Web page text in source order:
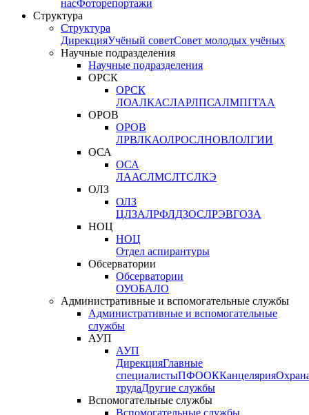
насФоторепортажи
Структура
Структура
ДирекцияУчёный советСовет молодых учёных
Научные подразделения
Научные подразделения
ОРСК
ОРСК
ЛОАЛКАСЛАРЛПСАЛМПГГАА
ОРОВ
ОРОВ
ЛРВЛКАОЛРОСЛНОВЛОЛГИИ
ОСА
ОСА
ЛААСЛМСЛТСЛКЭ
ОЛЗ
ОЛЗ
ЦЛЗАЛРФЛДЗОСЛРЭВГОЗА
НОЦ
НОЦ
Отдел аспирантуры
Обсерватории
Обсерватории
ОУОБАЛО
Административные и вспомогательные службы
Административные и вспомогательные
службы
АУП
АУП
ДирекцияГлавные
специалистыПФООККанцелярия
трудаДругие службы
Вспомогательные службы
Вспомогательные службы